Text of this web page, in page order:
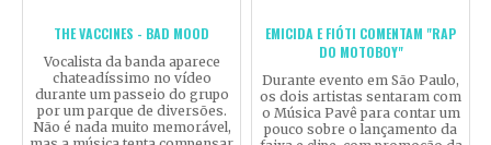
THE VACCINES - BAD MOOD
Vocalista da banda aparece
chateadíssimo no vídeo
durante um passeio do grupo
por um parque de diversões.
Não é nada muito memorável,
EMICIDA E FIÓTI COMENTAM "RAP
DO MOTOBOY"
Durante evento em São Paulo,
os dois artistas sentaram com
o Música Pavê para contar um
pouco sobre o lançamento da